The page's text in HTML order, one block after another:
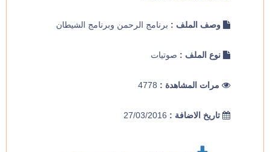
وصف الملف : برنامج الرحمن وبرنامج الشيطان
نوع الملف : صوتيات
مرات المشاهدة :
تاريخ الاضافة :